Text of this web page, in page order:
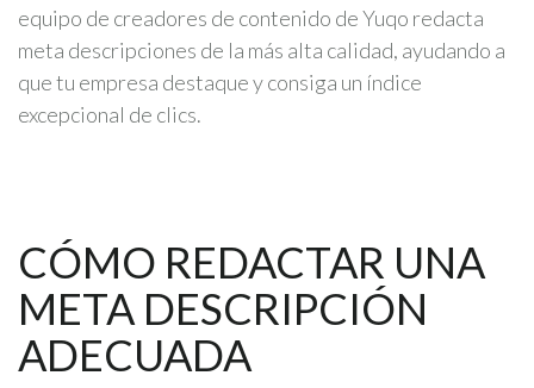
equipo de creadores de contenido de Yuqo redacta
meta descripciones de la más alta calidad, ayudando a
que tu empresa destaque y consiga un índice
excepcional de clics.
CÓMO REDACTAR UNA
META DESCRIPCIÓN
ADECUADA